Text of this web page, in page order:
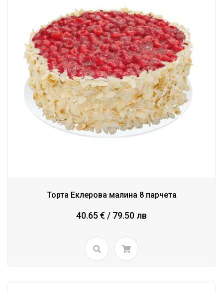
Торта Еклерова малина 8 парчета
40.65 € / 79.50 лв